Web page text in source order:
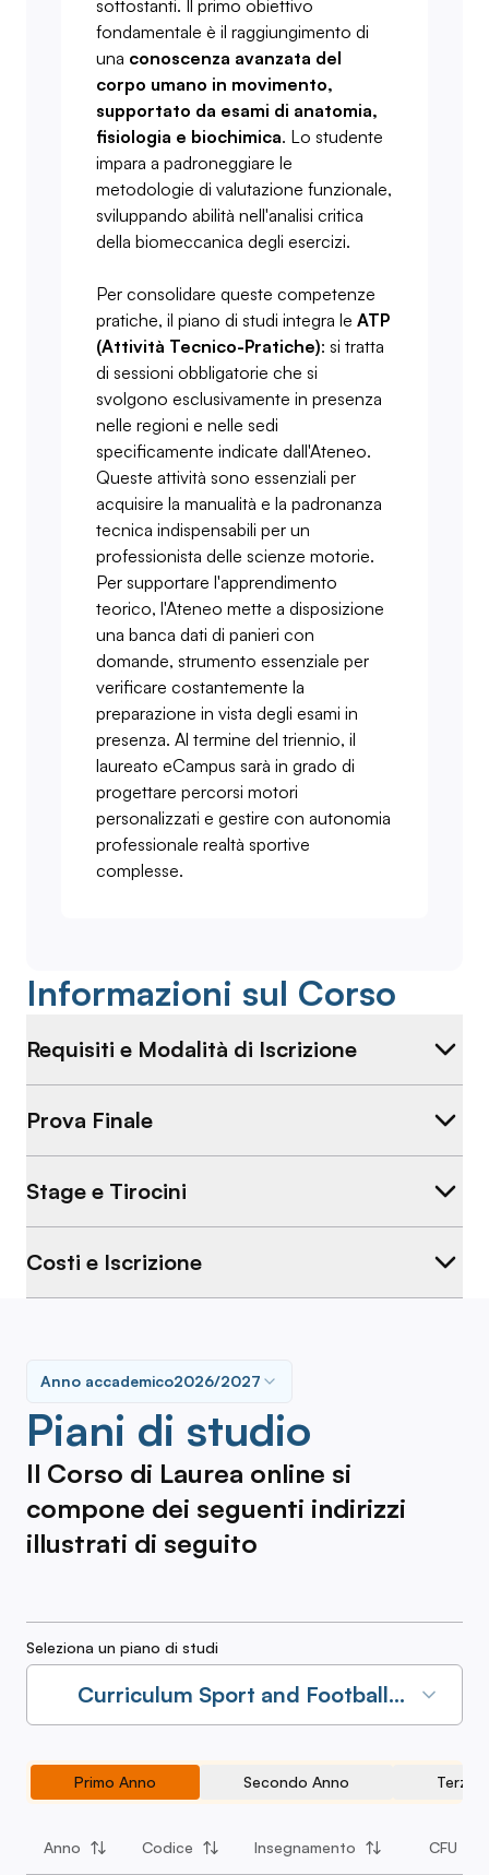
sottostanti. Il primo obiettivo
fondamentale è il raggiungimento di
una conoscenza avanzata del
corpo umano in movimento,
supportato da esami di anatomia,
fisiologia e biochimica. Lo studente
impara a padroneggiare le
metodologie di valutazione funzionale,
sviluppando abilità nell'analisi critica
della biomeccanica degli esercizi.
Per consolidare queste competenze
pratiche, il piano di studi integra le ATP
(Attività Tecnico-Pratiche): si tratta
di sessioni obbligatorie che si
svolgono esclusivamente in presenza
nelle regioni e nelle sedi
specificamente indicate dall'Ateneo.
Queste attività sono essenziali per
acquisire la manualità e la padronanza
tecnica indispensabili per un
professionista delle scienze motorie.
Per supportare l'apprendimento
teorico, l'Ateneo mette a disposizione
una banca dati di panieri con
domande, strumento essenziale per
verificare costantemente la
preparazione in vista degli esami in
presenza. Al termine del triennio, il
laureato eCampus sarà in grado di
progettare percorsi motori
personalizzati e gestire con autonomia
professionale realtà sportive
complesse.
Informazioni sul Corso
Requisiti e Modalità di Iscrizione
Prova Finale
Stage e Tirocini
Costi e Iscrizione
Piani di studio
Anno accademico2026/2027
Il Corso di Laurea online si
compone dei seguenti indirizzi
illustrati di seguito
Seleziona un piano di studi
Curriculum Sport and Football
Management 2026/2027
Primo Anno Secondo Anno Terzo
Anno Codice Insegnamento CFU